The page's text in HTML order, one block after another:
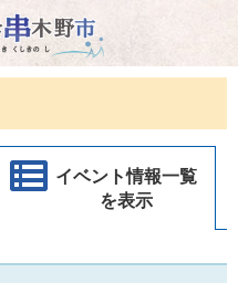
野市
イベント情報一覧
を表示